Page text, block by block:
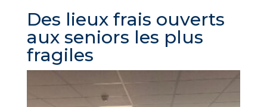
Des lieux frais ouverts
aux seniors les plus
fragiles